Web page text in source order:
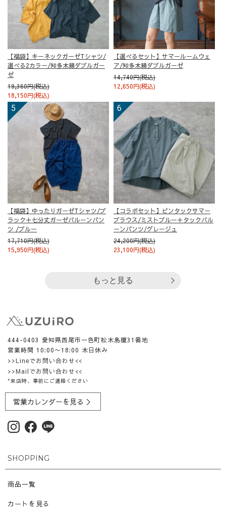
【福袋】キーネックガーゼTシャツ/
選べる2カラー/知多木綿ダブルガー
ゼ
19,360円(税込)
18,150円(税込)
【選べるセット】サマールームウェ
ア/知多木綿ダブルガーゼ
14,740円(税込)
12,650円(税込)
【福袋】ゆったりガーゼTシャツ/ブ
ラック＋七分丈ガーゼバルーンパン
ツ /ブルー
17,710円(税込)
15,950円(税込)
【コラボセット】ピンタックサマー
ブラウス/ミストブルー＋タックバル
ーンパンツ/グレージュ
24,200円(税込)
23,100円(税込)
もっと見る
444-0403 愛知県西尾市一色町松木島榎31番地
営業時間 10:00〜18:00 木日休み
>>Lineでお問い合わせ<<
>>Mailでお問い合わせ<<
*来店時、事前にご連絡ください
営業カレンダーを見る ＞
SHOPPING
商品一覧
カートを見る